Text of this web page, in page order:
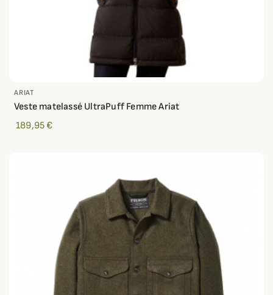
ARIAT
Veste matelassé UltraPuff Femme Ariat
189,95 €